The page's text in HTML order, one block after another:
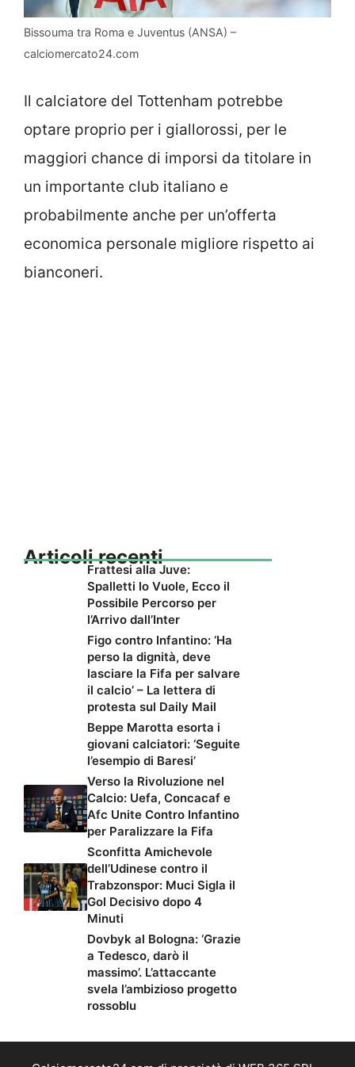
Bissouma tra Roma e Juventus (ANSA) –
calciomercato24.com
Il calciatore del Tottenham potrebbe
optare proprio per i giallorossi, per le
maggiori chance di imporsi da titolare in
un importante club italiano e
probabilmente anche per un’offerta
economica personale migliore rispetto ai
bianconeri.
Articoli recenti
Frattesi alla Juve:
Spalletti lo Vuole, Ecco il
Possibile Percorso per
l’Arrivo dall’Inter
Figo contro Infantino: ‘Ha
perso la dignità, deve
lasciare la Fifa per salvare
il calcio’ – La lettera di
protesta sul Daily Mail
Beppe Marotta esorta i
giovani calciatori: ‘Seguite
l’esempio di Baresi’
Verso la Rivoluzione nel
Calcio: Uefa, Concacaf e
Afc Unite Contro Infantino
per Paralizzare la Fifa
Sconfitta Amichevole
dell’Udinese contro il
Trabzonspor: Muci Sigla il
Gol Decisivo dopo 4
Minuti
Dovbyk al Bologna: ‘Grazie
a Tedesco, darò il
massimo’. L’attaccante
svela l’ambizioso progetto
rossoblu